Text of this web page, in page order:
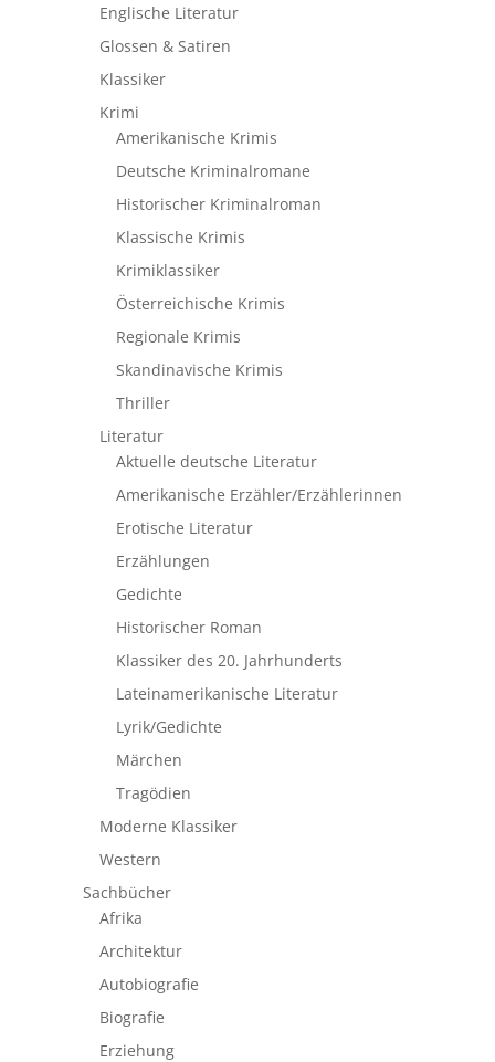
Englische Literatur
Glossen & Satiren
Klassiker
Krimi
Amerikanische Krimis
Deutsche Kriminalromane
Historischer Kriminalroman
Klassische Krimis
Krimiklassiker
Österreichische Krimis
Regionale Krimis
Skandinavische Krimis
Thriller
Literatur
Aktuelle deutsche Literatur
Amerikanische Erzähler/Erzählerinnen
Erotische Literatur
Erzählungen
Gedichte
Historischer Roman
Klassiker des 20. Jahrhunderts
Lateinamerikanische Literatur
Lyrik/Gedichte
Märchen
Tragödien
Moderne Klassiker
Western
Sachbücher
Afrika
Architektur
Autobiografie
Biografie
Erziehung